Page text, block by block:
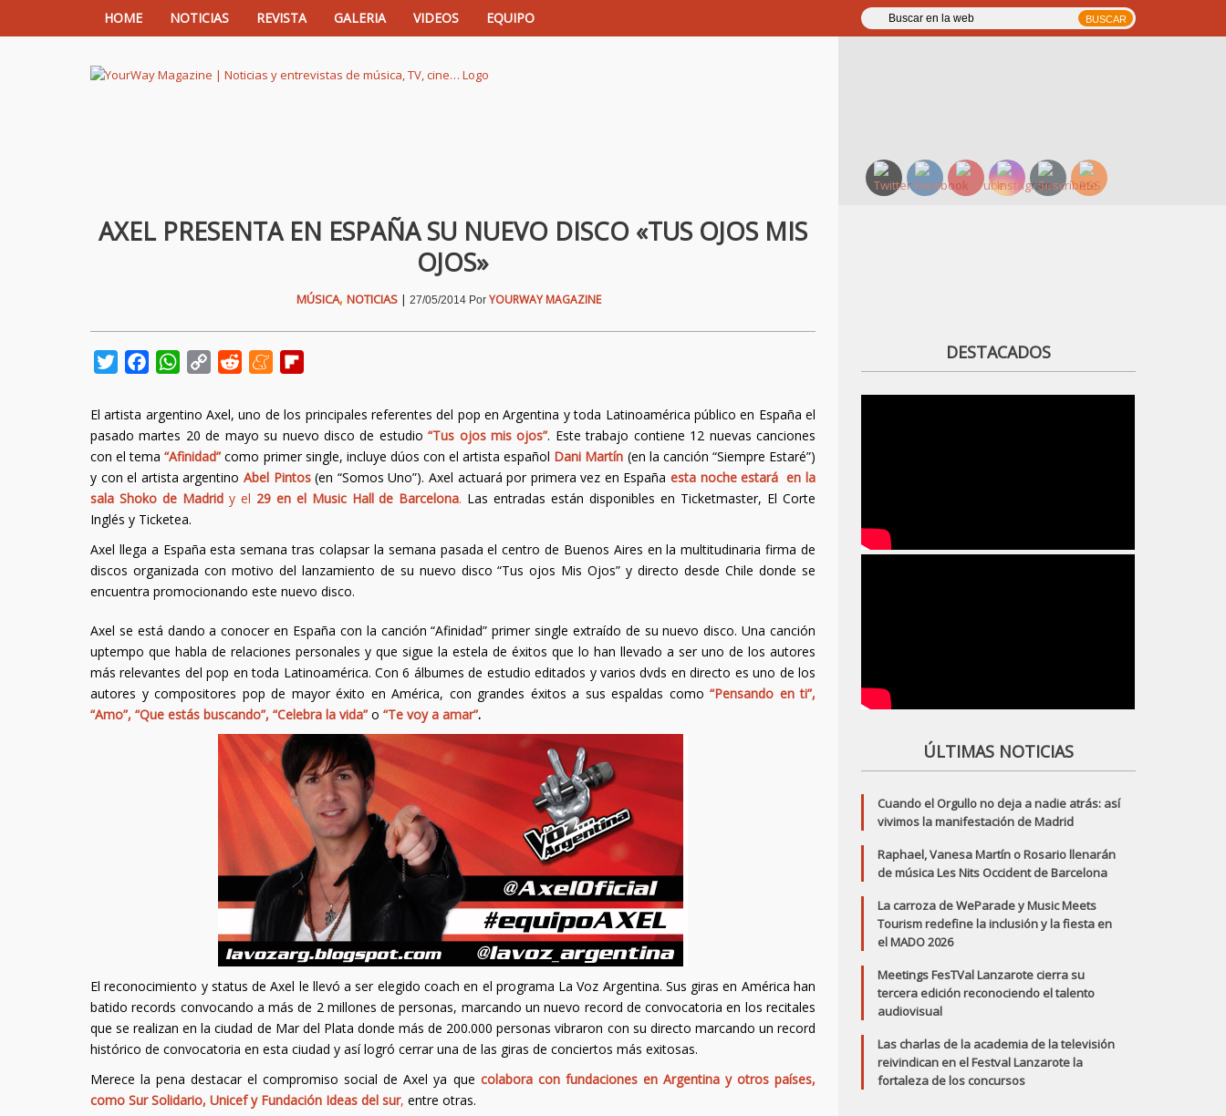
HOME NOTICIAS REVISTA GALERIA VIDEOS EQUIPO
AXEL PRESENTA EN ESPAÑA SU NUEVO DISCO «TUS OJOS MIS
OJOS»
MÚSICA, NOTICIAS| 27/05/2014 Por YOURWAY MAGAZINE
TwitterFacebookWhatsApp
Copy
Reddit Meneame
El artista argentino Axel, uno de los principales referentes del pop en Argentina y toda Latinoamérica público en España el
pasado martes 20 de mayo su nuevo disco de estudio “Tus ojos mis ojos”. Este trabajo contiene 12 nuevas canciones
con el tema “Afinidad”como primer single, incluye dúos con el artista español Dani Martín (en la canción “Siempre Estaré”)
y con el artista argentino Abel Pintos(en “Somos Uno”). Axel actuará por primera vez en Españaesta noche estará en la
sala Shoko de Madridy el 29 en el Music Hall de Barcelona. Las entradas están disponibles en Ticketmaster, El Corte
Inglés y Ticketea.
Axel llega a España esta semana tras colapsar la semana pasada el centro de Buenos Aires en la multitudinaria firma de
discos organizada con motivo del lanzamiento de su nuevo disco “Tus ojos Mis Ojos” y directo desde Chile donde se
encuentra promocionando este nuevo disco.
Axel se está dando a conocer en España con la canción “Afinidad” primer single extraído de su nuevo disco. Una canción
uptempo que habla de relaciones personales y que sigue la estela de éxitos que lo han llevado a ser uno de los autores
más relevantes del pop en toda Latinoamérica. Con 6 álbumes de estudio editados y varios dvds en directo es uno de los
autores y compositores pop de mayor éxito en América, con grandes éxitos a sus espaldas como “Pensando en ti”,
“Amo”, “Que estás buscando”, “Celebra la vida”o “Te voy a amar”.
El reconocimiento y status de Axel le llevó a ser elegido coach en el programa La Voz Argentina. Sus giras en América han
batido records convocando a más de 2 millones de personas, marcando un nuevo record de convocatoria en los recitales
que se realizan en la ciudad de Mar del Plata donde más de 200.000 personas vibraron con su directo marcando un record
histórico de convocatoria en esta ciudad y así logró cerrar una de las giras de conciertos más exitosas.
Merece la pena destacar el compromiso social de Axel ya que colabora con fundaciones en Argentina y otros países,
como Sur Solidario, Unicef y Fundación Ideas del sur, entre otras.
DESTACADOS
ÚLTIMAS NOTICIAS
Cuando el Orgullo no deja a nadie atrás: así
vivimos la manifestación de Madrid
Raphael, Vanesa Martín o Rosario llenarán
de música Les Nits Occident de Barcelona
La carroza de WeParade y Music Meets
Tourism redefine la inclusión y la fiesta en
el MADO 2026
Meetings FesTVal Lanzarote cierra su
tercera edición reconociendo el talento
audiovisual
Las charlas de la academia de la televisión
reivindican en el Festval Lanzarote la
fortaleza de los concursos